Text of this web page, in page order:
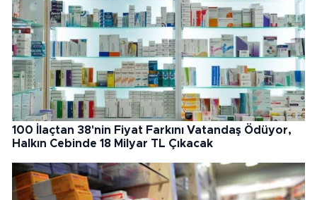
100 İlaçtan 38'nin Fiyat Farkını Vatandaş Ödüyor,
Halkın Cebinde 18 Milyar TL Çıkacak